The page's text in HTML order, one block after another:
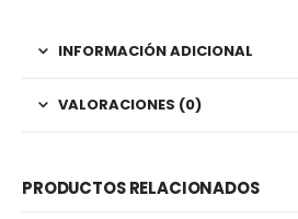
INFORMACIÓN ADICIONAL
VALORACIONES (0)
PRODUCTOS RELACIONADOS